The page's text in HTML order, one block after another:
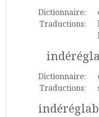
Dictionnaire:
Traductions:
Dictionnaire:
Traductions: